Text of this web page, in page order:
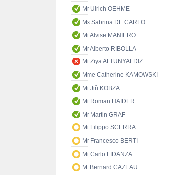
Mr Ulrich OEHME
Ms Sabrina DE CARLO
Mr Alvise MANIERO
Mr Alberto RIBOLLA
Mr Ziya ALTUNYALDIZ
Mme Catherine KAMOWSKI
Mr Jiři KOBZA
Mr Roman HAIDER
Mr Martin GRAF
Mr Filippo SCERRA
Mr Francesco BERTI
Mr Carlo FIDANZA
M. Bernard CAZEAU